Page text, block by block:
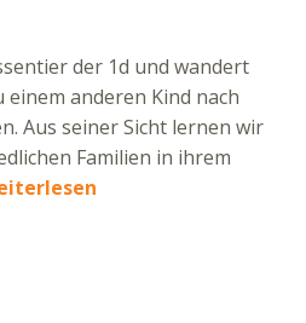
der 1d und wandert
einem anderen Kind nach
Aus seiner Sicht lernen wir
Familien in ihrem